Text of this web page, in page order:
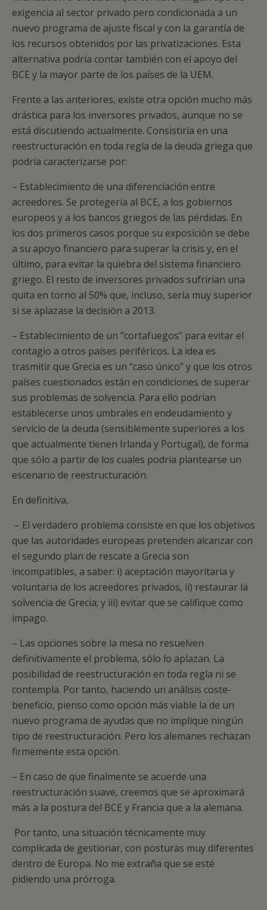
exigencia al sector privado pero condicionada a un
nuevo programa de ajuste fiscal y con la garantía de
los recursos obtenidos por las privatizaciones. Esta
alternativa podría contar también con el apoyo del
BCE y la mayor parte de los países de la UEM.
Frente a las anteriores, existe otra opción mucho más
drástica para los inversores privados, aunque no se
está discutiendo actualmente. Consistiría en una
reestructuración en toda regla de la deuda griega que
podría caracterizarse por:
– Establecimiento de una diferenciación entre
acreedores. Se protegería al BCE, a los gobiernos
europeos y a los bancos griegos de las pérdidas. En
los dos primeros casos porque su exposición se debe
a su apoyo financiero para superar la crisis y, en el
último, para evitar la quiebra del sistema financiero
griego. El resto de inversores privados sufrirían una
quita en torno al 50% que, incluso, sería muy superior
si se aplazase la decisión a 2013.
– Establecimiento de un “cortafuegos” para evitar el
contagio a otros países periféricos. La idea es
trasmitir que Grecia es un “caso único” y que los otros
países cuestionados están en condiciones de superar
sus problemas de solvencia. Para ello podrían
establecerse unos umbrales en endeudamiento y
servicio de la deuda (sensiblemente superiores a los
que actualmente tienen Irlanda y Portugal), de forma
que sólo a partir de los cuales podría plantearse un
escenario de reestructuración.
En definitiva,
– El verdadero problema consiste en que los objetivos
que las autoridades europeas pretenden alcanzar con
el segundo plan de rescate a Grecia son
incompatibles, a saber: i) aceptación mayoritaria y
voluntaria de los acreedores privados, ii) restaurar la
solvencia de Grecia; y iii) evitar que se califique como
impago.
– Las opciones sobre la mesa no resuelven
definitivamente el problema, sólo lo aplazan. La
posibilidad de reestructuración en toda regla ni se
contempla. Por tanto, haciendo un análisis coste-
beneficio, pienso como opción más viable la de un
nuevo programa de ayudas que no implique ningún
tipo de reestructuración. Pero los alemanes rechazan
firmemente esta opción.
– En caso de que finalmente se acuerde una
reestructuración suave, creemos que se aproximará
más a la postura del BCE y Francia que a la alemana.
Por tanto, una situación técnicamente muy
complicada de gestionar, con posturas muy diferentes
dentro de Europa. No me extraña que se esté
pidiendo una prórroga.